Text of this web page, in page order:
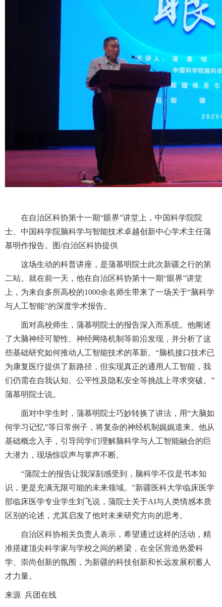
在自治区科协第十一期“眼界”讲堂上，中国科学院院
士、中国科学院脑科学与智能技术卓越创新中心学术主任蒲
慕明作报告。图/自治区科协提供
这场生动的科普讲座，是蒲慕明院士此次新疆之行的第
二站。就在前一天，他在自治区科协第十一期“眼界”讲堂
上，为来自多所高校的1000余名师生带来了一场关于“脑科学
与人工智能”的深度学术报告。
面对高校师生，蒲慕明院士的报告深入而系统。他阐述
了大脑神经可塑性、神经网络机制等前沿发现，并分析了这
些基础研究如何推动人工智能技术的革新。“脑机接口技术已
为康复医疗提供了新路径，但实现真正的通用人工智能，我
们仍需在自我认知、公平性及隐私安全等挑战上寻求突破。”
蒲慕明院士说。
面对中学生时，蒲慕明院士巧妙转换了讲法，用“大脑如
何学习记忆”等日常例子，将复杂的神经机制娓娓道来。他从
基础概念入手，引导同学们理解脑科学与人工智能融合的巨
大潜力，现场惊叹声与掌声不断。
“蒲院士的报告让我深刻感受到，脑科学不仅是书本知
识，更是充满无限可能的未来领域。”新疆医科大学临床医学
部临床医学专业学生刘飞说，蒲院士关于AI与人类情感本质
区别的论述，尤其启发了他对未来研究方向的思考。
自治区科协相关负责人表示，希望通过这样的活动，精
准搭建顶尖科学家与学校之间的桥梁，在全区营造热爱科
学、崇尚创新的氛围，为新疆的科技创新和长远发展积蓄人
才力量。
来源 兵团在线